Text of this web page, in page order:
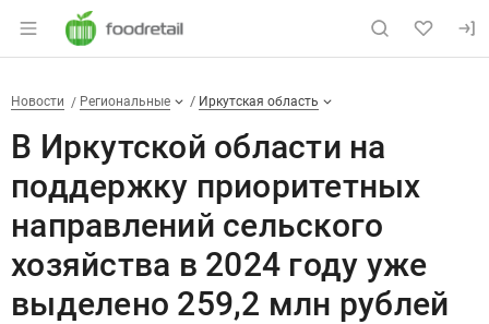
Раздел навигации по сайту
В Иркутской области на
Новости
Разделы
Новости Региональные Иркутская область
В Иркутской области на
поддержку приоритетных
направлений сельского
хозяйства в 2024 году уже
выделено 259,2 млн рублей